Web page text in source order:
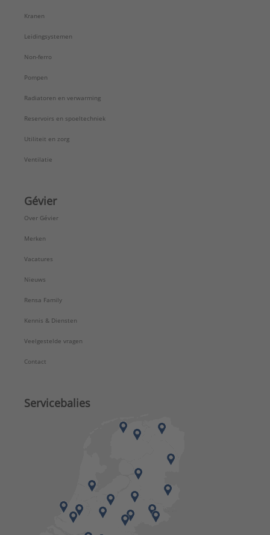
Kranen
Leidingsystemen
Non-ferro
Pompen
Radiatoren en verwarming
Reservoirs en spoeltechniek
Utiliteit en zorg
Ventilatie
Gévier
Over Gévier
Merken
Vacatures
Nieuws
Rensa Family
Kennis & Diensten
Veelgestelde vragen
Contact
Servicebalies